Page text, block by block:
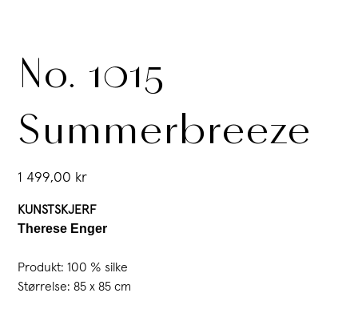
No. 1015
Summerbreeze
1 499,00 kr
KUNSTSKJERF
Therese Enger
Produkt: 100 % silke
Størrelse: 85 x 85 cm